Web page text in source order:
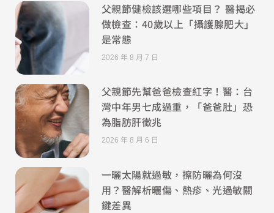
父親節健檢該選哪些項目？ 醫揭必
做檢查：40歲以上「攝護腺肥大」
是常態
2026 年 8 月 7 日
父親節先幫爸爸檢查紅字！醫：台
灣中年男七成過重，「爸爸肚」恐
為脂肪肝徵兆
2026 年 8 月 6 日
一曬太陽就過敏，擦防曬為何沒
用？醫解析曬傷、熱疹、光過敏關
鍵差異